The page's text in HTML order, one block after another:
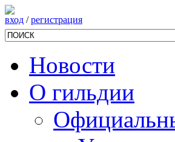
вход /регистрация
Новости
О гильдии